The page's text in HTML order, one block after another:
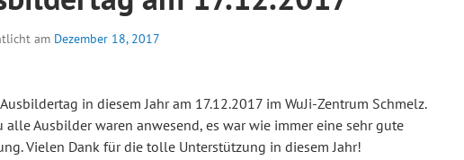
am Dezember 18, 2017
in diesem Jahr am 17.12.2017 im WuJi-Zentrum Schmelz.
alle Ausbilder waren anwesend, es war wie immer eine sehr gute
Vielen Dank für die tolle Unterstützung in diesem Jahr!